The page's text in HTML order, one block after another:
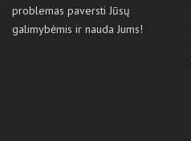
problemas paversti Jūsų
galimybėmis ir nauda Jums!